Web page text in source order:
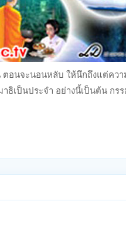
อนจะนอนหลับ ให้นึกถึงแต่คว
ธิเป็นประจำ อย่างนี้เป็นต้น กร